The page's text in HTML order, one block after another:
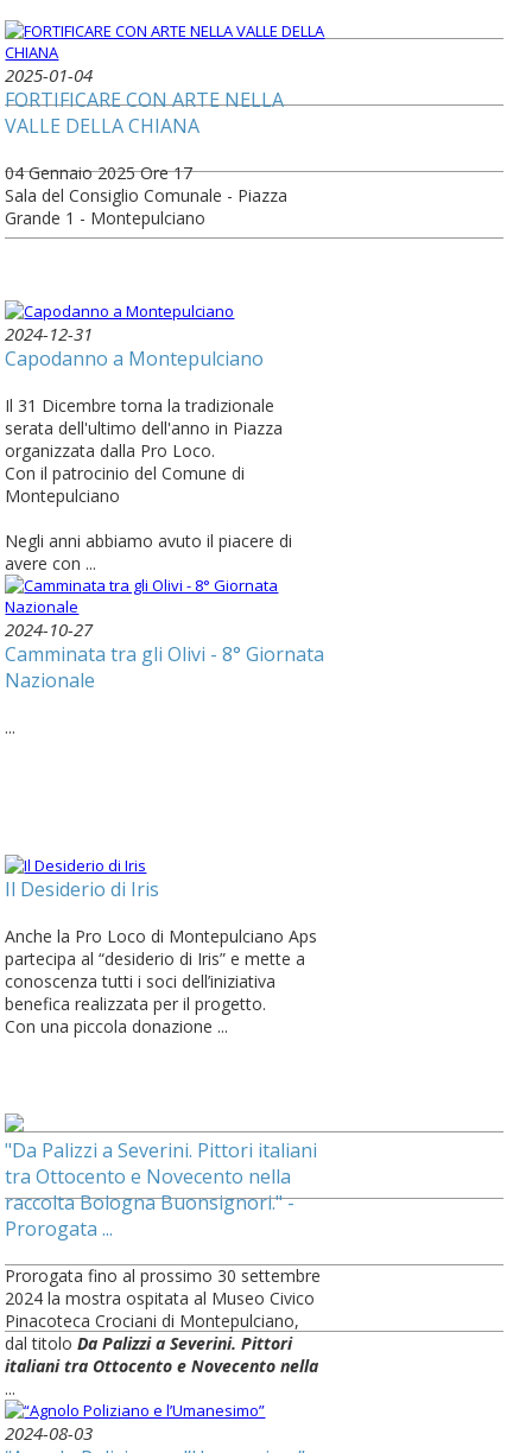
2025-01-04
FORTIFICARE CON ARTE NELLA
VALLE DELLA CHIANA
04 Gennaio 2025 Ore 17
Sala del Consiglio Comunale - Piazza
Grande 1 - Montepulciano
2024-12-31
Capodanno a Montepulciano
Il 31 Dicembre torna la tradizionale
serata dell'ultimo dell'anno in Piazza
organizzata dalla Pro Loco.
Con il patrocinio del Comune di
Montepulciano
Negli anni abbiamo avuto il piacere di
avere con ...
2024-10-27
Camminata tra gli Olivi - 8° Giornata
Nazionale
...
Il Desiderio di Iris
Anche la Pro Loco di Montepulciano Aps
partecipa al “desiderio di Iris” e mette a
conoscenza tutti i soci dell’iniziativa
benefica realizzata per il progetto.
Con una piccola donazione ...
"Da Palizzi a Severini. Pittori italiani
tra Ottocento e Novecento nella
raccolta Bologna Buonsignori." -
Prorogata ...
Prorogata fino al prossimo 30 settembre
2024 la mostra ospitata al Museo Civico
Pinacoteca Crociani di Montepulciano,
dal titoloDa Palizzi a Severini. Pittori
italiani tra Ottocento e Novecento nella
...
2024-08-03